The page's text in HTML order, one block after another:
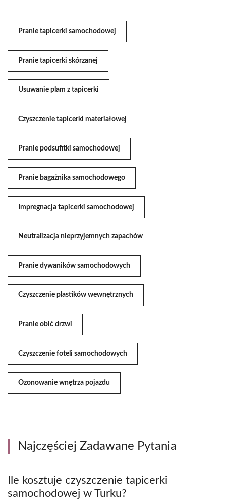
Pranie tapicerki samochodowej
Pranie tapicerki skórzanej
Usuwanie plam z tapicerki
Czyszczenie tapicerki materiałowej
Pranie podsufitki samochodowej
Pranie bagażnika samochodowego
Impregnacja tapicerki samochodowej
Neutralizacja nieprzyjemnych zapachów
Pranie dywaników samochodowych
Czyszczenie plastików wewnętrznych
Pranie obić drzwi
Czyszczenie foteli samochodowych
Ozonowanie wnętrza pojazdu
Najczęściej Zadawane Pytania
Ile kosztuje czyszczenie tapicerki
samochodowej w Turku?